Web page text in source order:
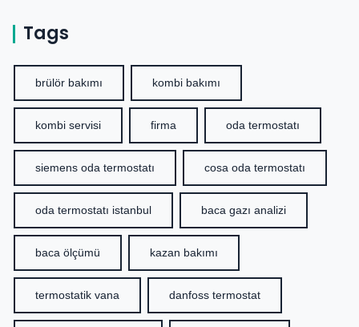
Tags
brülör bakımı kombi bakımı
kombi servisi firma oda termostatı
siemens oda termostatı cosa oda termostatı
oda termostatı istanbul baca gazı analizi
baca ölçümü kazan bakımı
termostatik vana danfoss termostat